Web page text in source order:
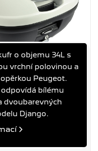
WHITE +
OPĚRKA
o objemu 34L s
vrchní polovinou a
Peugeot.
odpovídá bílému
dvoubarevných
Django.